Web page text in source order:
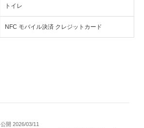
トイレ
NFC モバイル決済 クレジットカード
公開 2026/03/11